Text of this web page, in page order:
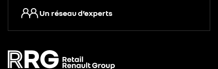
Un réseau d’experts